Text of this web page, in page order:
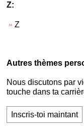
Z:
Z
Autres thèmes
Nous discutons par
touche dans ta
Inscris-toi maintant